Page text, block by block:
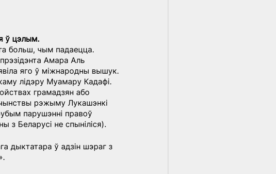
ў цэлым.
больш, чым падаецца.
Амара Аль
яго ў міжнародны вышук.
лідэру Муамару Кадафі.
грамадзян або
рэжыму Лукашэнкі
парушэнні правоў
з Беларусі не спыніліся).
дыктатара ў адзін шэраг з